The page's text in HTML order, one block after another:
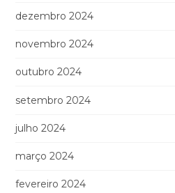
dezembro 2024
novembro 2024
outubro 2024
setembro 2024
julho 2024
março 2024
fevereiro 2024